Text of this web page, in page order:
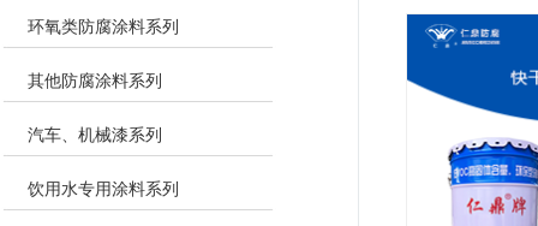
环氧类防腐涂料系列
其他防腐涂料系列
汽车、机械漆系列
饮用水专用涂料系列